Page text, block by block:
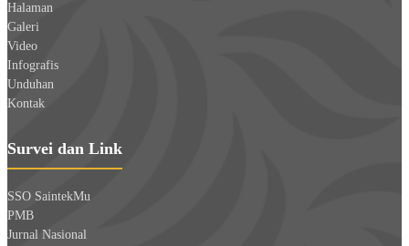
Halaman
Galeri
Video
Infografis
Unduhan
Kontak
Survei dan Link
SSO SaintekMu
PMB
Jurnal Nasional